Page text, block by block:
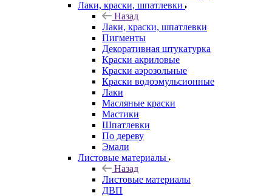
Лаки, краски, шпатлевки
Назад
Лаки, краски, шпатлевки
Пигменты
Декоративная штукатурка
Краски акриловые
Краски аэрозольные
Краски водоэмульсионные
Лаки
Масляные краски
Мастики
Шпатлевки
По дереву
Эмали
Листовые материалы
Назад
Листовые материалы
ДВП